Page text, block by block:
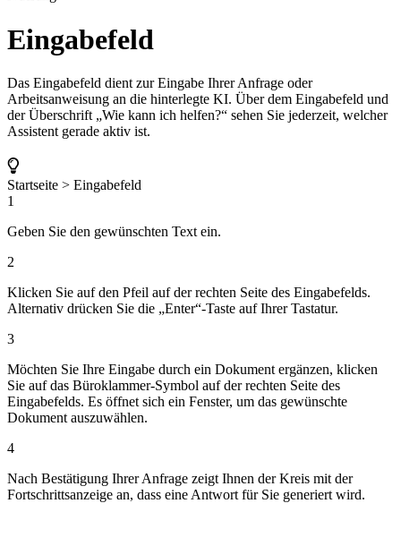
Eingabefeld
Das Eingabefeld dient zur Eingabe Ihrer Anfrage oder
Arbeitsanweisung an die hinterlegte KI. Über dem Eingabefeld und
der Überschrift „Wie kann ich helfen?“ sehen Sie jederzeit, welcher
Assistent gerade aktiv ist.
Startseite > Eingabefeld
1
Geben Sie den gewünschten Text ein.
2
Klicken Sie auf den Pfeil auf der rechten Seite des Eingabefelds.
Alternativ drücken Sie die „Enter“-Taste auf Ihrer Tastatur.
3
Möchten Sie Ihre Eingabe durch ein Dokument ergänzen, klicken
Sie auf das Büroklammer-Symbol auf der rechten Seite des
Eingabefelds. Es öffnet sich ein Fenster, um das gewünschte
Dokument auszuwählen.
4
Nach Bestätigung Ihrer Anfrage zeigt Ihnen der Kreis mit der
Fortschrittsanzeige an, dass eine Antwort für Sie generiert wird.